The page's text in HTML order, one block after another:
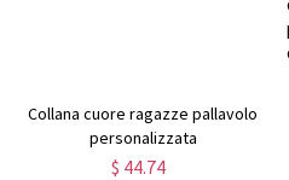
Collana cuore ragazze pallavolo
personalizzata
$ 44.74